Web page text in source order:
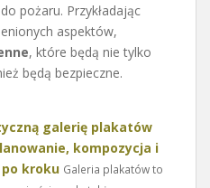
pożaru. Przykładając
aspektów,
, które będą nie tylko
będą bezpieczne.
galerię plakatów
kompozycja i
kroku Galeria plakatów to